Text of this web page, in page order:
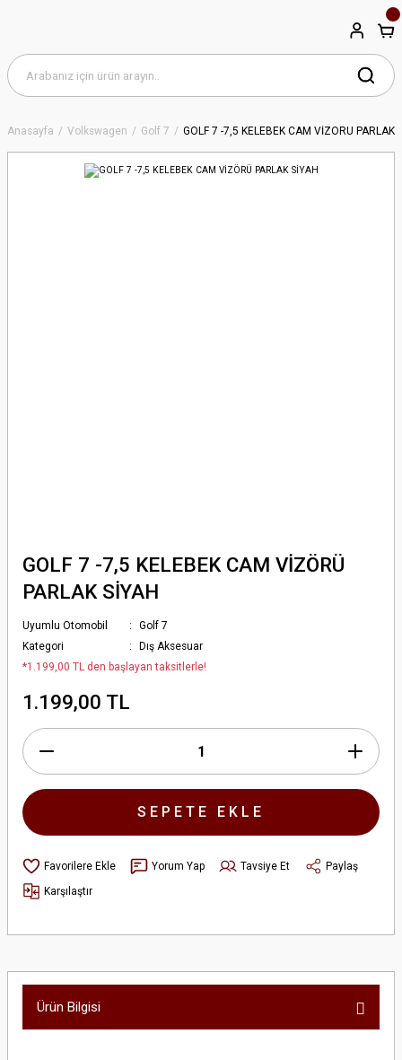
Anasayfa Volkswagen Golf 7 GOLF 7 -7,5 KELEBEK CAM VİZÖRÜ PARLAK
GOLF 7 -7,5 KELEBEK CAM VİZÖRÜ
PARLAK SİYAH
Uyumlu Otomobil
Golf 7
Kategori
Dış Aksesuar
*1.199,00 TL den başlayan taksitlerle!
1.199,00 TL
SEPETE EKLE
Yorum Yap Tavsiye Et
Paylaş
Karşılaştır
Ürün Bilgisi